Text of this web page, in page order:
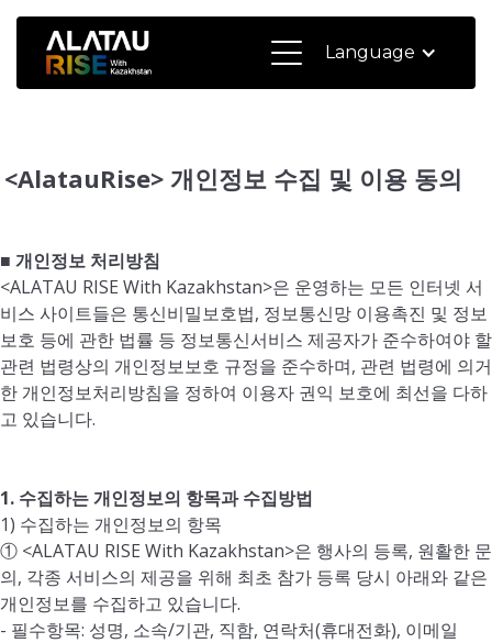
Language
<AlatauRise> 개인정보 수집 및 이용 동의
■ 개인정보 처리방침
<ALATAU RISE With Kazakhstan>은 운영하는 모든 인터넷 서
비스 사이트들은 통신비밀보호법, 정보통신망 이용촉진 및 정보
보호 등에 관한 법률 등 정보통신서비스 제공자가 준수하여야 할
관련 법령상의 개인정보보호 규정을 준수하며, 관련 법령에 의거
한 개인정보처리방침을 정하여 이용자 권익 보호에 최선을 다하
고 있습니다.
1. 수집하는 개인정보의 항목과 수집방법
1) 수집하는 개인정보의 항목
① <ALATAU RISE With Kazakhstan>은 행사의 등록, 원활한 문
의, 각종 서비스의 제공을 위해 최초 참가 등록 당시 아래와 같은
개인정보를 수집하고 있습니다.
- 필수항목: 성명, 소속/기관, 직함, 연락처(휴대전화), 이메일